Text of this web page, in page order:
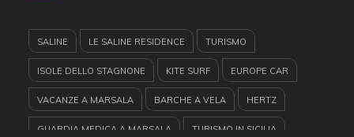
SALINE LE SALINE RESIDENCE TURISMO
ISOLE DELLO STAGNONE KITE SURF EUROPE CAR
VACANZE A MARSALA BARCHE A VELA HERTZ
GUARDIA MEDICA A MARSALA TURISMO IN SICILIA